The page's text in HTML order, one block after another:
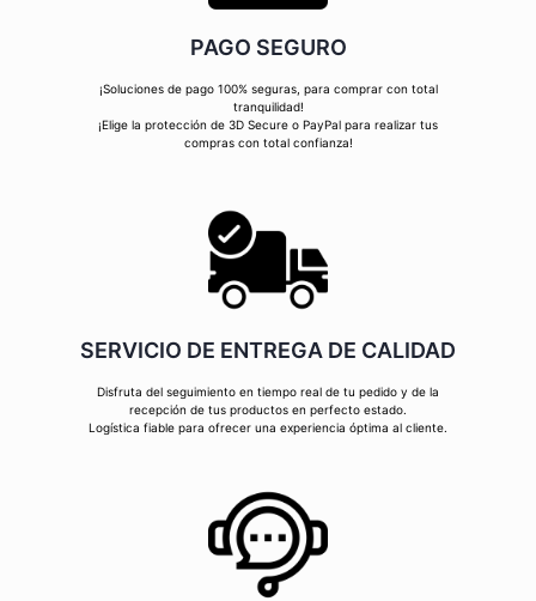
PAGO SEGURO
¡Soluciones de pago 100% seguras, para comprar con total
tranquilidad!
¡Elige la protección de 3D Secure o PayPal para realizar tus
compras con total confianza!
SERVICIO DE ENTREGA DE CALIDAD
Disfruta del seguimiento en tiempo real de tu pedido y de la
recepción de tus productos en perfecto estado.
Logística fiable para ofrecer una experiencia óptima al cliente.